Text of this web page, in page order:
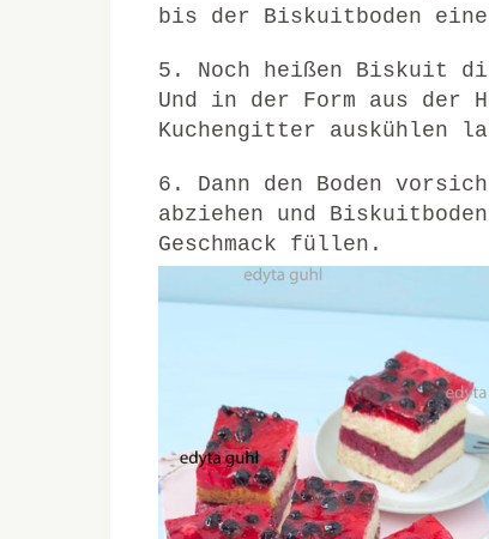
bis der Biskuitboden
5. Noch heißen Biskuit
Und in der Form aus der
Kuchengitter auskühlen
6. Dann den Boden
abziehen und
Geschmack füllen.